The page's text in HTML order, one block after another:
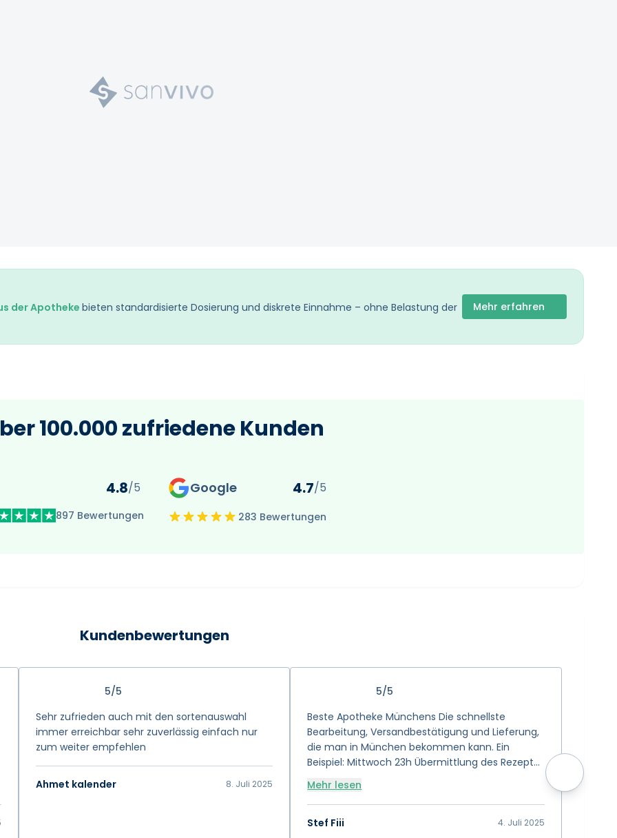
der Apotheke bieten standardisierte Dosierung und diskrete Einnahme – ohne Belastung der Mehr erfahren
100.000 zufriedene Kunden
4.8/5
897 Bewertungen
Google 4.7/5
283 Bewertungen
Kundenbewertungen
5/5
Sehr zufrieden auch mit den sortenauswahl
immer erreichbar sehr zuverlässig einfach nur
zum weiter empfehlen
Ahmet kalender 8. Juli 2025
5/5
Beste Apotheke Münchens Die schnellste
Bearbeitung, Versandbestätigung und Lieferung,
die man in München bekommen kann. Ein
Beispiel: Mittwoch 23h Übermittlung des Rezepts
> Donnerstag 8h Email Bezahl-Link erhalten und
direkt bezahlt > Versandbestätigung Donnerstag,
selber Tag, 11h > Lieferung Freitag 11h mit der
Postbotin 😊 🌟 🌟 🌟 🌟 🌟 🌟 🌟 🌟 🌟 🌟 10 von
Mehr lesen
Stef Fiii 4. Juli 2025
Danke
Mehr